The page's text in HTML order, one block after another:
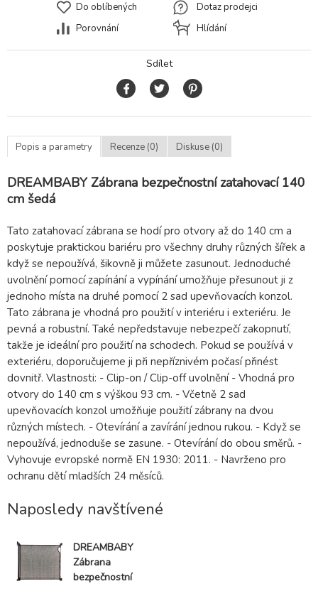
Do oblíbených
Porovnání
Dotaz prodejci
Hlídání
Sdílet
Popis a parametry Recenze (0) Diskuse (0)
DREAMBABY Zábrana bezpečnostní zatahovací 140
cm šedá
Tato zatahovací zábrana se hodí pro otvory až do 140 cm a
poskytuje praktickou bariéru pro všechny druhy různých šířek a
když se nepoužívá, šikovně ji můžete zasunout. Jednoduché
uvolnění pomocí zapínání a vypínání umožňuje přesunout ji z
jednoho místa na druhé pomocí 2 sad upevňovacích konzol.
Tato zábrana je vhodná pro použití v interiéru i exteriéru. Je
pevná a robustní. Také nepředstavuje nebezpečí zakopnutí,
takže je ideální pro použití na schodech. Pokud se používá v
exteriéru, doporučujeme ji při nepříznivém počasí přinést
dovnitř. Vlastnosti: - Clip-on / Clip-off uvolnění - Vhodná pro
otvory do 140 cm s výškou 93 cm. - Včetně 2 sad
upevňovacích konzol umožňuje použití zábrany na dvou
různých místech. - Otevírání a zavírání jednou rukou. - Když se
nepoužívá, jednoduše se zasune. - Otevírání do obou směrů. -
Vyhovuje evropské normě EN 1930: 2011. - Navrženo pro
ochranu dětí mladších 24 měsíců.
Naposledy navštívené
DREAMBABY
Zábrana
bezpečnostní